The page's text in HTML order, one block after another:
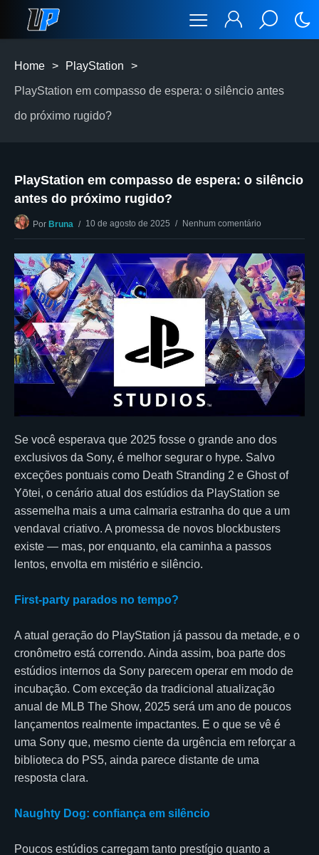
Home > PlayStation >
PlayStation em compasso de espera: o silêncio antes
do próximo rugido?
PlayStation em compasso de espera: o silêncio
antes do próximo rugido?
Por Bruna 10 de agosto de 2025 Nenhum comentário
Se você esperava que 2025 fosse o grande ano dos
exclusivos da Sony, é melhor segurar o hype. Salvo
exceções pontuais como Death Stranding 2 e Ghost of
Yōtei, o cenário atual dos estúdios da PlayStation se
assemelha mais a uma calmaria estranha do que a um
vendaval criativo. A promessa de novos blockbusters
existe — mas, por enquanto, ela caminha a passos
lentos, envolta em mistério e silêncio.
First-party parados no tempo?
A atual geração do PlayStation já passou da metade, e o
cronômetro está correndo. Ainda assim, boa parte dos
estúdios internos da Sony parecem operar em modo de
incubação. Com exceção da tradicional atualização
anual de MLB The Show, 2025 será um ano de poucos
lançamentos realmente impactantes. E o que se vê é
uma Sony que, mesmo ciente da urgência em reforçar a
biblioteca do PS5, ainda parece distante de uma
resposta clara.
Naughty Dog: confiança em silêncio
Poucos estúdios carregam tanto prestígio quanto a